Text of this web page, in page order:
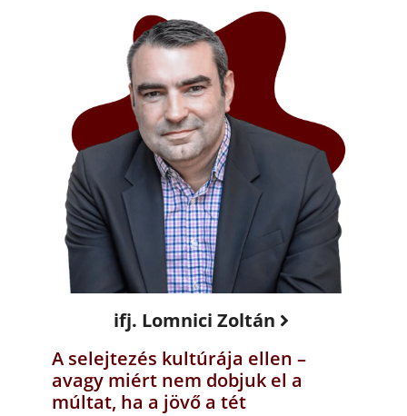
ifj. Lomnici Zoltán
A selejtezés kultúrája ellen –
avagy miért nem dobjuk el a
múltat, ha a jövő a tét